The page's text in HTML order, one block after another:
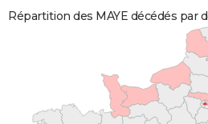
Répartition des MAYE décédés par